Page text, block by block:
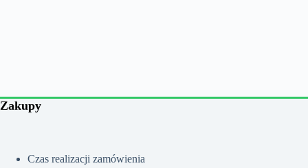
Zakupy
Czas realizacji zamówienia